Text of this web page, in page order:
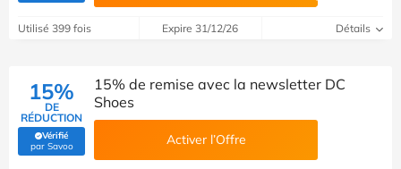
Utilisé 399 fois Expire 31/12/26 Détails
15%
DE
RÉDUCTION
Vérifié
par Savoo(Vérifié par Savoo)
15% de remise avec la newsletter DC
Shoes
Activer l’Offre